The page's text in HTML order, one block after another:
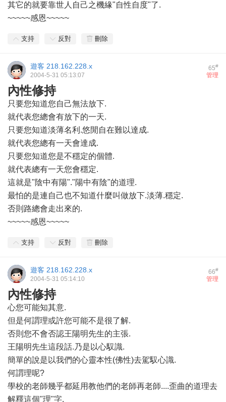
其它的就要靠世人自己之機緣"自性自度"了.
~~~~~感恩~~~~~
支持 反對 刪除
65#
遊客 218.162.228.x
管理
2004-5-31 05:13:07
內性修持
只要您知道您自己無法放下.
就代表您總會有放下的一天.
只要您知道淡薄名利.悠閒自在難以達成.
就代表您總有一天會達成.
只要您知道您是不穩定的個體.
就代表總有一天您會穩定.
這就是"陰中有陽"."陽中有陰"的道理.
最怕的是連自己也不知道什麼叫做放下.淡薄.穩定.
否則路總會走出來的.
~~~~~感恩~~~~~
支持 反對 刪除
66#
遊客 218.162.228.x
管理
2004-5-31 05:14:10
內性修持
心您可能知其意.
但是何謂理或許您可能不是很了解.
否則您不會否認王陽明先生的主張.
王陽明先生這段話.乃是以心馭識.
簡單的說是以我們的心靈本性(佛性)去駕馭心識.
何謂理呢?
學校的老師幾乎都延用教他們的老師再老師....歪曲的道理去
解釋這個"理"字.